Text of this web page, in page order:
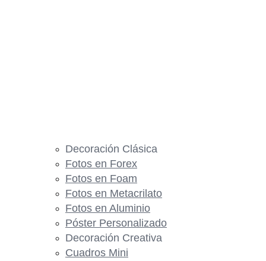
Decoración Clásica
Fotos en Forex
Fotos en Foam
Fotos en Metacrilato
Fotos en Aluminio
Póster Personalizado
Decoración Creativa
Cuadros Mini